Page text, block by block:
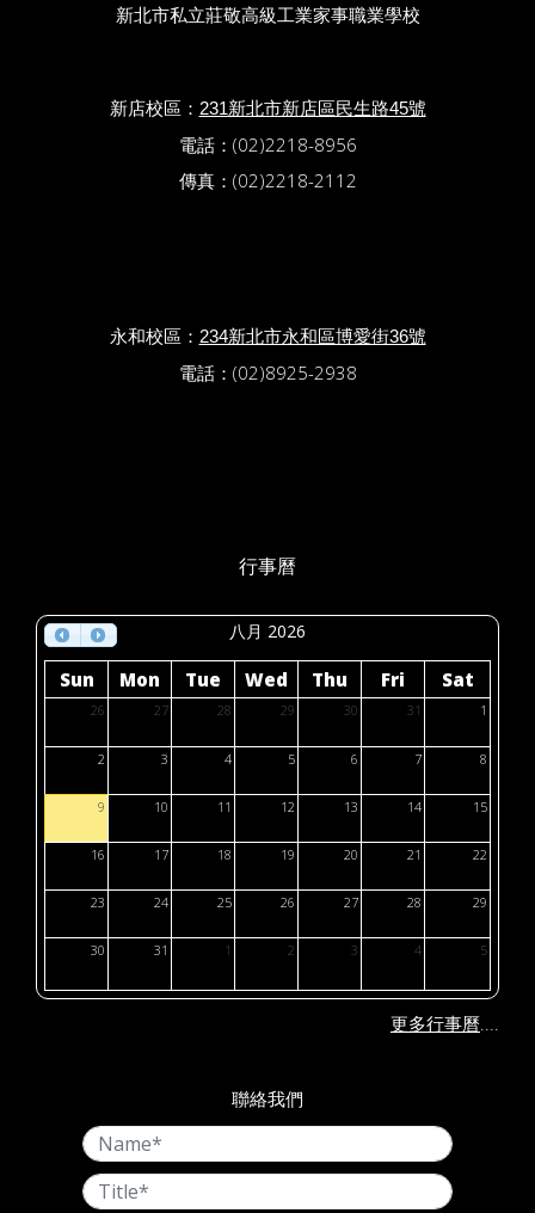
新北市私立莊敬高級工業家事職業學校
新店校區： 231新北市新店區民生路45號
電話：(02)2218-8956
傳真：(02)2218-2112
永和校區： 234新北市永和區博愛街36號
電話：(02)8925-2938
行事曆
八月 2026
Sun Mon Tue Wed Thu Fri Sat
26 27 28 29 30 31 1
2 3 4 5 6 7 8
9 10 11 12 13 14 15
16 17 18 19 20 21 22
23 24 25 26 27 28 29
30 31 1 2 3 4 5
更多行事曆....
聯絡我們